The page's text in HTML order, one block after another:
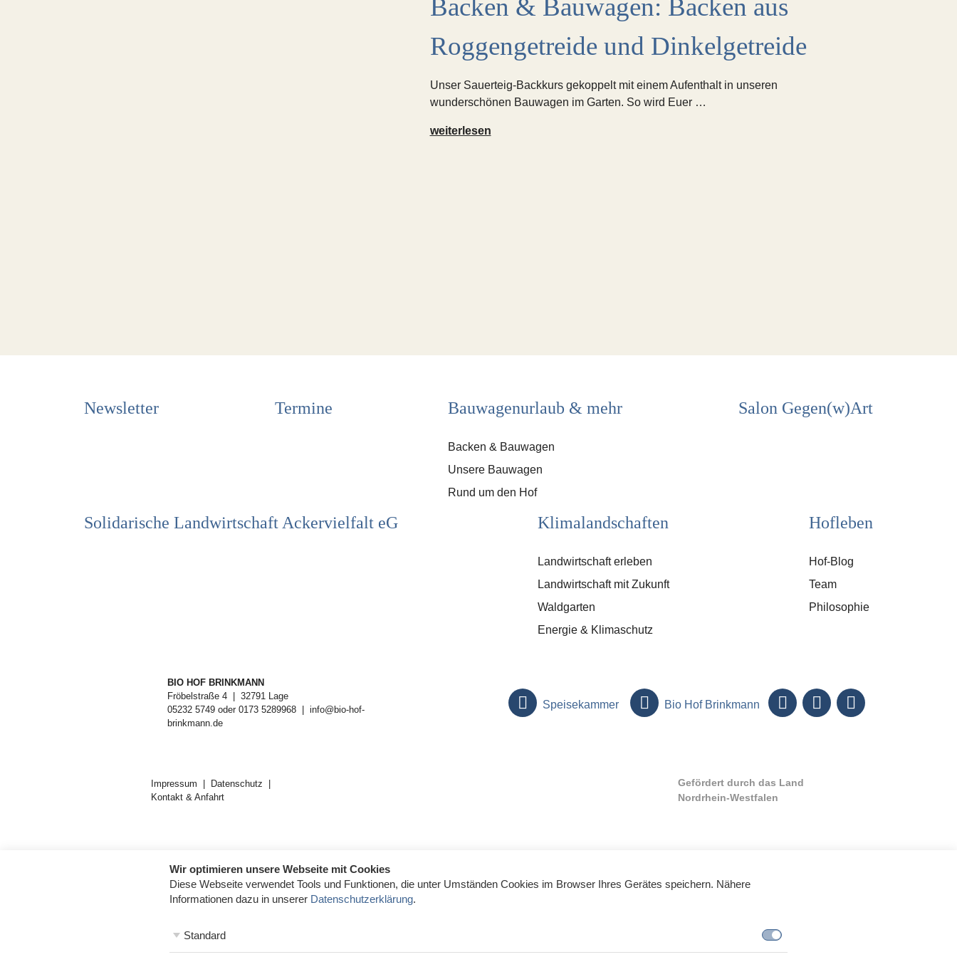
Backen & Bauwagen: Backen aus
Roggengetreide und Dinkelgetreide
Unser Sauerteig-Backkurs gekoppelt mit einem Aufenthalt in unseren
wunderschönen Bauwagen im Garten. So wird Euer …
weiterlesenBacken
Newsletter Termine Bauwagenurlaub & mehr
Backen & Bauwagen
Unsere Bauwagen
Rund um den Hof
Salon Gegen(w)Art
Solidarische Landwirtschaft Ackervielfalt eG Klimalandschaften
Landwirtschaft erleben
Landwirtschaft mit Zukunft
Waldgarten
Energie & Klimaschutz
Hofleben
Hof-Blog
Team
Philosophie
BIO HOF BRINKMANN
Fröbelstraße 4
32791 Lage
05232 5749 oder 0173 5289968
info@bio-hof-
brinkmann.de
Speisekammer Bio Hof Brinkmann
Impressum
Datenschutz
Kontakt & Anfahrt
Gefördert durch das Land
Nordrhein-Westfalen
Wir optimieren unsere Webseite mit Cookies
Diese Webseite verwendet Tools und Funktionen, die unter Umständen Cookies im Browser Ihres Gerätes speichern. Nähere
Informationen dazu in unserer Datenschutzerklärung.
Standard